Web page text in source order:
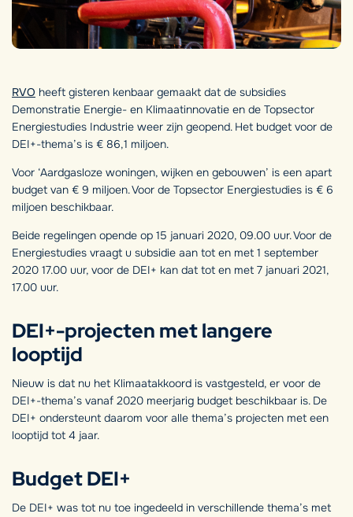
RVO heeft gisteren kenbaar gemaakt dat de subsidies
Demonstratie Energie- en Klimaatinnovatie en de Topsector
Energiestudies Industrie weer zijn geopend. Het budget voor de
DEI+-thema’s is € 86,1 miljoen.
Voor ‘Aardgasloze woningen, wijken en gebouwen’ is een apart
budget van € 9 miljoen. Voor de Topsector Energiestudies is € 6
miljoen beschikbaar.
Beide regelingen opende op 15 januari 2020, 09.00 uur. Voor de
Energiestudies vraagt u subsidie aan tot en met 1 september
2020 17.00 uur, voor de DEI+ kan dat tot en met 7 januari 2021,
17.00 uur.
DEI+-projecten met langere
looptijd
Nieuw is dat nu het Klimaatakkoord is vastgesteld, er voor de
DEI+-thema’s vanaf 2020 meerjarig budget beschikbaar is. De
DEI+ ondersteunt daarom voor alle thema’s projecten met een
looptijd tot 4 jaar.
Budget DEI+
De DEI+ was tot nu toe ingedeeld in verschillende thema’s met